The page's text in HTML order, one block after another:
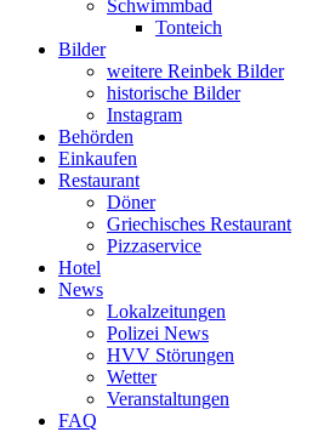
Schwimmbad
Tonteich
Bilder
weitere Reinbek Bilder
historische Bilder
Instagram
Behörden
Einkaufen
Restaurant
Döner
Griechisches Restaurant
Pizzaservice
Hotel
News
Lokalzeitungen
Polizei News
HVV Störungen
Wetter
Veranstaltungen
FAQ